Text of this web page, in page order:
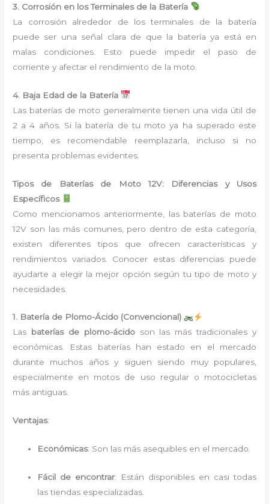
3. Corrosión en los Terminales de la Batería
La corrosión alrededor de los terminales de la batería
puede ser una señal clara de que la batería ya está en
malas condiciones. Esto puede impedir el paso de
corriente y afectar el rendimiento de la moto.
4. Baja Edad de la Batería
Las baterías de moto generalmente tienen una vida útil de
2 a 4 años. Si la batería de tu moto ya ha superado este
tiempo, es recomendable reemplazarla, incluso si no
presenta problemas evidentes.
Tipos de Baterías de Moto 12V: Diferencias y Usos
Específicos
Como mencionamos anteriormente, las baterías de moto
12V son las más comunes, pero dentro de esta categoría,
existen diferentes tipos que ofrecen características y
rendimientos variados. Conocer estas diferencias puede
ayudarte a elegir la mejor opción según tu tipo de moto y
necesidades.
1. Batería de Plomo-Ácido (Convencional)
Las baterías de plomo-ácidoson las más tradicionales y
económicas. Estas baterías han estado en el mercado
durante muchos años y siguen siendo muy populares,
especialmente en motos de uso regular o motocicletas
más antiguas.
Ventajas:
Económicas: Son las más asequibles en el mercado.
Fácil de encontrar: Están disponibles en casi todas
las tiendas especializadas.